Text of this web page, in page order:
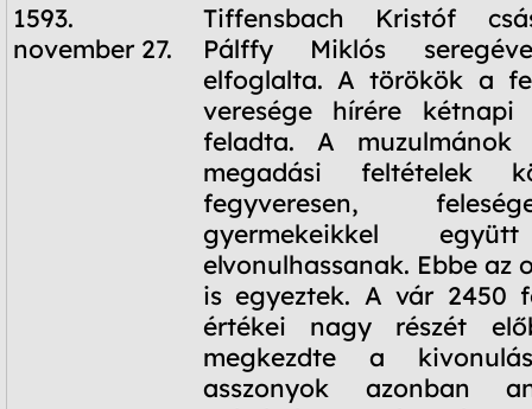
1593.
november 27.
Tiffensbach Kristóf
Pálffy Miklós
elfoglalta. A törökök a
veresége hírére kétnapi
feladta. A
megadási feltételek
fegyveresen,
gyermekeikkel
elvonulhassanak. Ebbe az
is egyeztek. A vár 2450
értékei nagy részét
megkezdte a
asszonyok azonban